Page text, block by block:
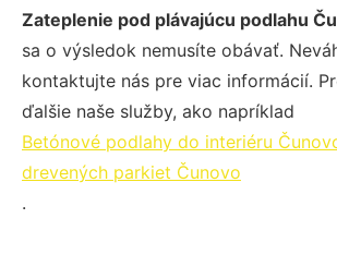
Zateplenie pod plávajúcu podlahu
sa o výsledok nemusíte obávať.
kontaktujte nás pre viac informácií.
ďalšie naše služby, ako napríklad
Betónové podlahy do interiéru
drevených parkiet Čunovo
.